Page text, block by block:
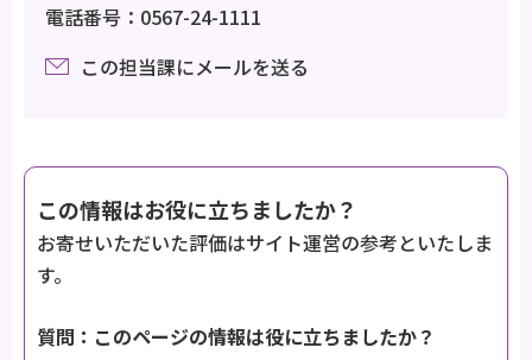
電話番号：0567-24-1111
この担当課にメールを送る
この情報はお役に立ちましたか？
お寄せいただいた評価はサイト運営の参考といたしま
す。
質問：このページの情報は役に立ちましたか？